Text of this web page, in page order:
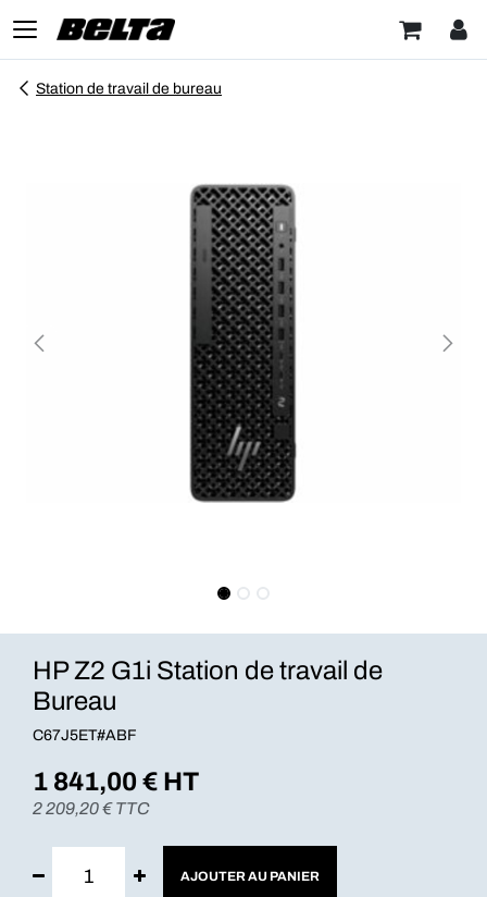
Station de travail de bureau
HP Z2 G1i Station de travail de
Bureau
C67J5ET#ABF
1 841,00€ HT
2 209,20€ TTC
AJOUTER AU PANIER